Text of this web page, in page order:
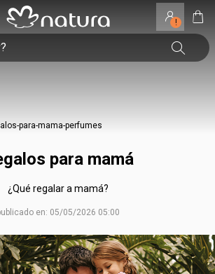
!
para-mama-perfumes
para mamá
¿Qué regalar a mamá?
en: 05/05/2026 05:00